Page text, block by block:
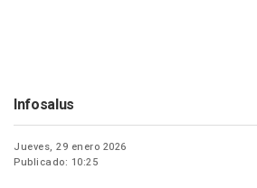
Infosalus
Jueves, 29 enero 2026
Publicado: 10:25